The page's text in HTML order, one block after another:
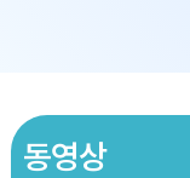
동영상